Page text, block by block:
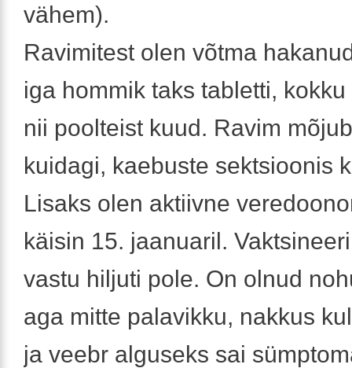
vähem).
Ravimitest olen võtma
iga hommik taks tabletti,
nii poolteist kuud. Ravim
kuidagi, kaebuste sektsioonis
Lisaks olen aktiivne
käisin 15. jaanuaril.
vastu hiljuti pole. On olnud
aga mitte palavikku, nakkus
ja veebr alguseks sai